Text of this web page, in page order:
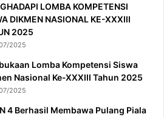
LOMBA KOMPETENSI
DIKMEN NASIONAL KE-XXXIII
2025
2025
Lomba Kompetensi Siswa
Nasional Ke-XXXIII Tahun 2025
2025
4 Berhasil Membawa Pulang Piala